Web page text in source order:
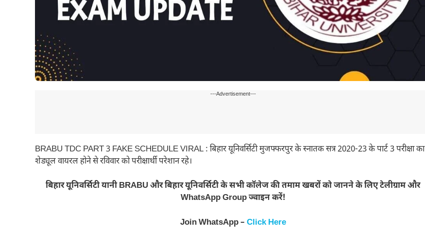
---Advertisement---
BRABU TDC PART 3 FAKE SCHEDULE VIRAL : बिहार यूनिवर्सिटी मुजफ्फरपुर के स्नातक सत्र 2020-23 के पार्ट 3 परीक्षा का
शेड्यूल वायरल होने से रविवार को परीक्षार्थी परेशान रहे।
बिहार यूनिवर्सिटी यानी BRABU और बिहार यूनिवर्सिटी के सभी कॉलेज की तमाम खबरों को जानने के लिए टेलीग्राम और
WhatsApp Group ज्वाइन करें!
Join WhatsApp – Click Here